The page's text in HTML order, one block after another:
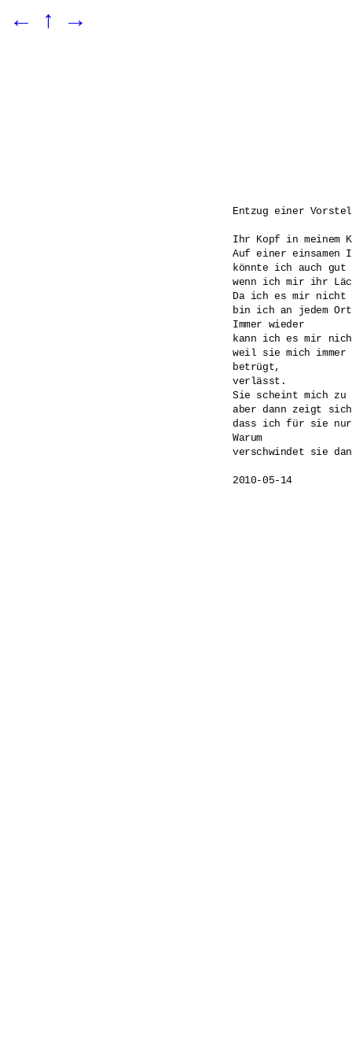
← ↑ →
Entzug einer
Ihr Kopf in meinem
Auf einer einsamen
könnte ich auch gut
wenn ich mir ihr
Da ich es mir nicht
bin ich an jedem
Immer wieder
kann ich es mir
weil sie mich
betrügt,
verlässt.
Sie scheint mich
aber dann zeigt
dass ich für sie
Warum
verschwindet sie